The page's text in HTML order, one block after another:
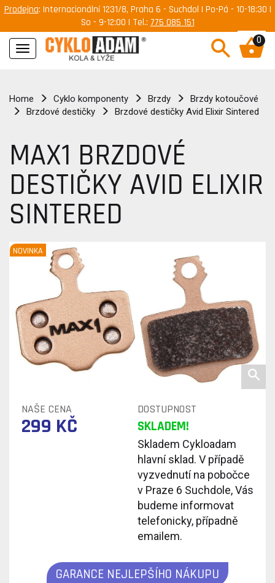
Prodejna: Internacionální 1231/8, Praha 6 - Suchdol | Po-Pá - 10-18:30 |
So - 9-12:00 | Tel.: 775 085 151
Navigace
0
Home Cyklo komponenty Brzdy
Brzdy kotoučové
Brzdové destičky
Brzdové destičky Avid Elixir Sintered
MAX1 BRZDOVÉ
DESTIČKY AVID ELIXIR
SINTERED
NOVINKA
NAŠE CENA DOSTUPNOST
299 KČ SKLADEM!
Skladem Cykloadam
hlavní sklad. V případě
vyzvednutí na pobočce
v Praze 6 Suchdole, Vás
budeme informovat
telefonicky, případně
emailem.
GARANCE NEJLEPŠÍHO NÁKUPU